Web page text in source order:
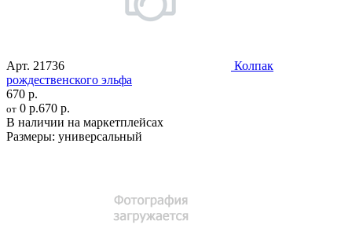
Арт. 21736
Колпак
рождественского эльфа
670 р.
от 0 р.670 р.
В наличии на маркетплейсах
Размеры: универсальный